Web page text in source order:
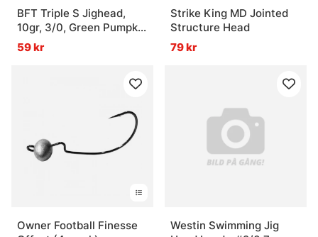
BFT Triple S Jighead,
10gr, 3/0, Green Pumpkin
- 3pcs
59 kr
Strike King MD Jointed
Structure Head
79 kr
Owner Football Finesse
Westin Swimming Jig